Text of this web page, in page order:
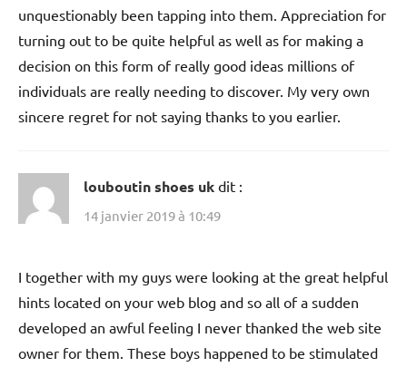
unquestionably been tapping into them. Appreciation for
turning out to be quite helpful as well as for making a
decision on this form of really good ideas millions of
individuals are really needing to discover. My very own
sincere regret for not saying thanks to you earlier.
louboutin shoes uk dit :
14 janvier 2019 à 10:49
I together with my guys were looking at the great helpful
hints located on your web blog and so all of a sudden
developed an awful feeling I never thanked the web site
owner for them. These boys happened to be stimulated